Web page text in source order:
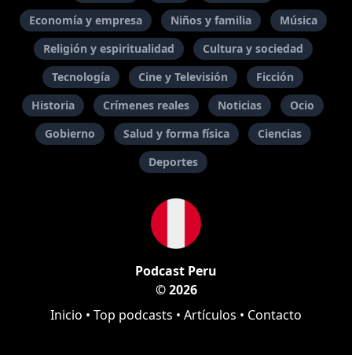
Economía y empresa
Niños y familia
Música
Religión y espiritualidad
Cultura y sociedad
Tecnología
Cine y Televisión
Ficción
Historia
Crímenes reales Noticias
Ocio
Gobierno
Salud y forma física
Ciencias
Deportes
Podcast Peru
© 2026
Inicio • Top podcasts • Artículos • Contacto